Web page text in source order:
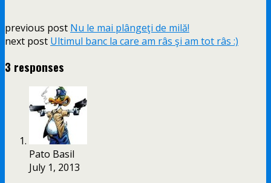
previous post Nu le mai plângeţi de milă!
next post Ultimul banc la care am râs şi am tot râs :)
3 responses
Pato Basil
July 1, 2013